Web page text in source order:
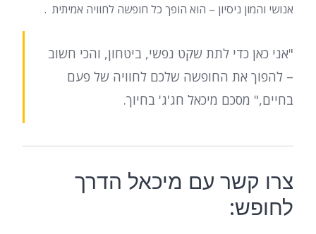
אנושי והמון ניסיון – הוא הופך כל חופשה לחוויה אמיתית .
"אני כאן כדי לתת שקט נפשי, ביטחון, והכי חשוב
– להפוך את החופשה שלכם לחוויה של פעם
בחיים," מסכם מיכאל חג'ג' בחיוך.
צרו קשר עם מיכאל הדרך
לחופש: